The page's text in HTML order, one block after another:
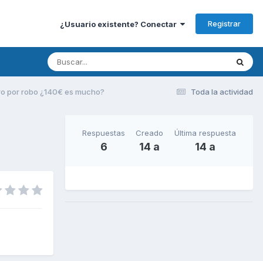
¿Usuario existente? Conectar Registrar
Toda la actividad
por robo ¿140€ es mucho?
Respuestas
6
Creado
14 a
Última respuesta
14 a